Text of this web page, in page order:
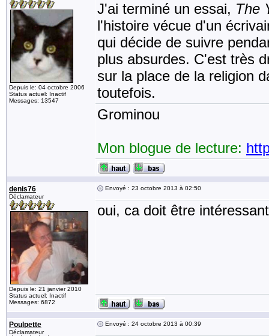
Depuis le: 04 octobre 2006
Status actuel: Inactif
Messages: 13547
J'ai terminé un essai, The
l'histoire vécue d'un
qui décide de suivre
plus absurdes. C'est très
sur la place de la religion
toutefois.
Grominou
Mon blogue de lecture:
denis76
Déclamateur
Depuis le: 21 janvier 2010
Status actuel: Inactif
Messages: 6872
Envoyé : 23 octobre 2013 à 02:50
oui, ca doit être
Poulpette
Déclamateur
Envoyé : 24 octobre 2013 à 00:39